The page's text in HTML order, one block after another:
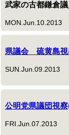
武家の古都鎌倉
MON.Jun.10.2013
県議会 硫黄島視
SUN.Jun.09.2013
公明党県議団視
FRI.Jun.07.2013